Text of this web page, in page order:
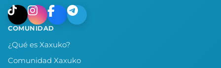
COMUNIDAD
¿Qué es Xaxuko?
Comunidad Xaxuko